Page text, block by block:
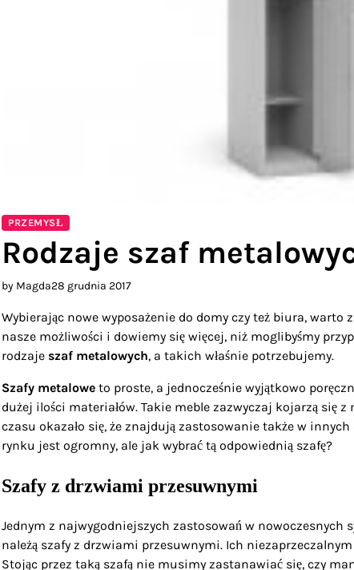
PRZEMYSŁ
Rodzaje szaf
by Magda28 grudnia 2017
Wybierając nowe wyposażenie do domy czy też biura,
nasze możliwości i dowiemy się więcej, niż moglibyśmy
rodzaje szaf metalowych, a takich właśnie potrzebujemy.
Szafy metalowe to proste, a jednocześnie wyjątkowo
dużej ilości materiałów. Takie meble zazwyczaj kojarzą się
czasu okazało się, że znajdują zastosowanie także w
rynku jest ogromny, ale jak wybrać tą odpowiednią szafę?
Szafy z drzwiami przesuwnymi
Jednym z najwygodniejszych zastosowań w nowoczesnych
należą szafy z drzwiami przesuwnymi. Ich
Stojąc przez taką szafą nie musimy zastanawiać się, czy